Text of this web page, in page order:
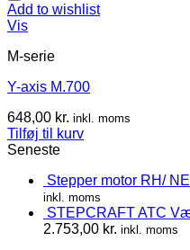
Add to wishlist
Vis
M-serie
Y-axis M.700
648,00 kr. inkl. moms
Tilføj til kurv
Seneste
Stepper motor RH/
inkl. moms
STEPCRAFT ATC
2.753,00 kr. inkl. moms